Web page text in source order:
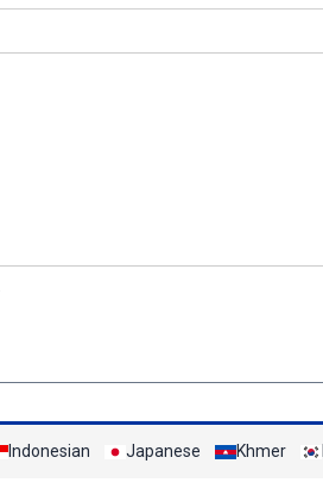
Indonesian Japanese Khmer